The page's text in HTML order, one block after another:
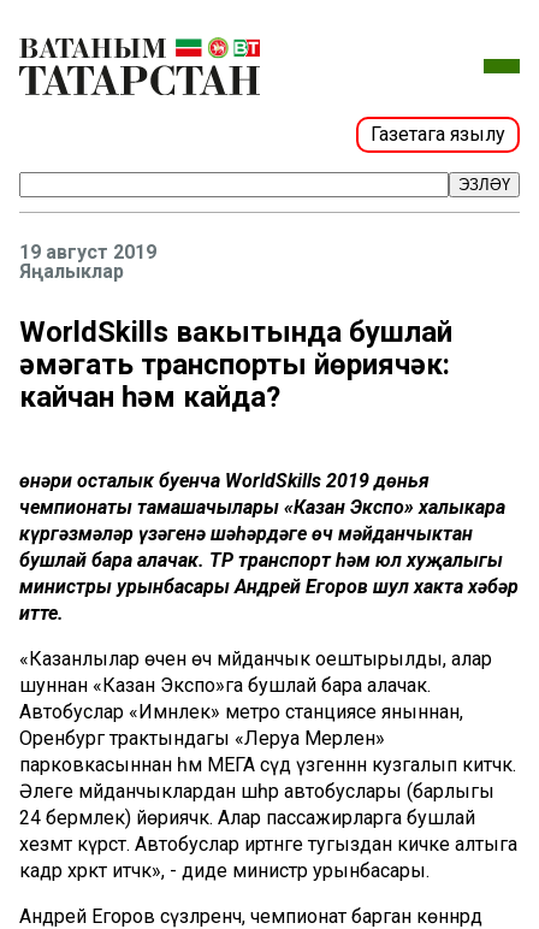
Газетага язылу
ЭЗЛӘҮ
19 август 2019
Яңалыклар
WorldSkills вакытында бушлай
җәмәгать транспорты йөриячәк:
кайчан һәм кайда?
Һөнәри осталык буенча WorldSkills 2019 дөнья
чемпионаты тамашачылары «Казан Экспо» халыкара
күргәзмәләр үзәгенә шәһәрдәге өч мәйданчыктан
бушлай бара алачак. ТР транспорт һәм юл хуҗалыгы
министры урынбасары Андрей Егоров шул хакта хәбәр
итте.
«Казанлылар өчен өч мәйданчык оештырылды, алар
шуннан «Казан Экспо»га бушлай бара алачак.
Автобуслар «Имәнлек» метро станциясе яныннан,
Оренбург трактындагы «Леруа Мерлен»
парковкасыннан һәм МЕГА сәүдә үзәгеннән кузгалып китәчәк.
Әлеге мәйданчыклардан шәһәр автобуслары (барлыгы
24 берәмлек) йөриячәк. Алар пассажирларга бушлай
хезмәт күрсәтә. Автобуслар иртәнге тугыздан кичке алтыга
кадәр хәрәкәт итәчәк», - диде министр урынбасары.
Андрей Егоров сүзләренчә, чемпионат барган көннәрдә